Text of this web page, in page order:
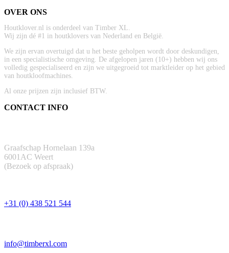
OVER ONS
Houtklover.nl is onderdeel van Timber XL.
Wij zijn dé #1 in houtklovers van Nederland en België.
We zijn ervan overtuigd dat u het beste geholpen wordt door deskundigen,
in een specialistische omgeving. De afgelopen jaren (10+) hebben wij ons
volledig gespecialiseerd en zijn we uitgegroeid tot marktleider op het gebied
van houtkloofmachines.
Al onze prijzen zijn inclusief BTW.
CONTACT INFO
Graafschap Hornelaan 139a
6001AC Weert
(Bezoek op afspraak)
+31 (0) 438 521 544
info@timberxl.com